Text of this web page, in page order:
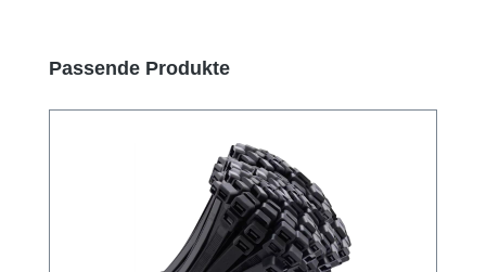
Produktgalerie überspringen
Passende Produkte